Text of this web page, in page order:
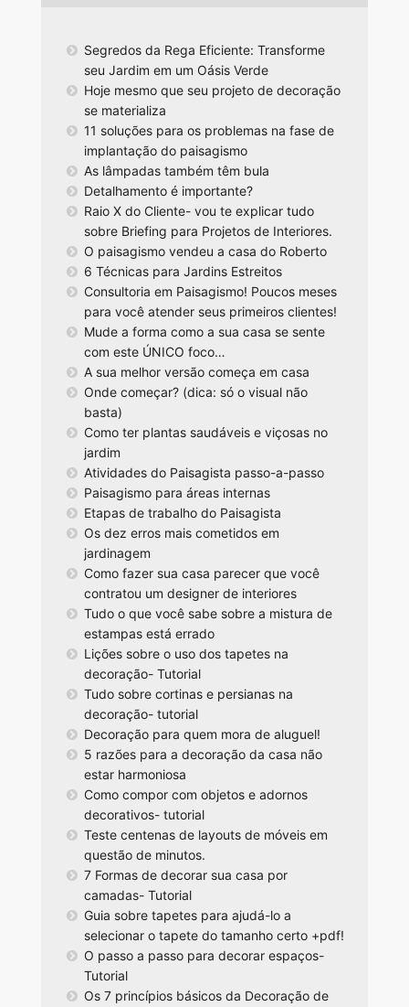
Segredos da Rega Eficiente: Transforme
seu Jardim em um Oásis Verde
Hoje mesmo que seu projeto de decoração
se materializa
11 soluções para os problemas na fase de
implantação do paisagismo
As lâmpadas também têm bula
Detalhamento é importante?
Raio X do Cliente- vou te explicar tudo
sobre Briefing para Projetos de Interiores.
O paisagismo vendeu a casa do Roberto
6 Técnicas para Jardins Estreitos
Consultoria em Paisagismo! Poucos meses
para você atender seus primeiros clientes!
Mude a forma como a sua casa se sente
com este ÚNICO foco…
A sua melhor versão começa em casa
Onde começar? (dica: só o visual não
basta)
Como ter plantas saudáveis e viçosas no
jardim
Atividades do Paisagista passo-a-passo
Paisagismo para áreas internas
Etapas de trabalho do Paisagista
Os dez erros mais cometidos em
jardinagem
Como fazer sua casa parecer que você
contratou um designer de interiores
Tudo o que você sabe sobre a mistura de
estampas está errado
Lições sobre o uso dos tapetes na
decoração- Tutorial
Tudo sobre cortinas e persianas na
decoração- tutorial
Decoração para quem mora de aluguel!
5 razões para a decoração da casa não
estar harmoniosa
Como compor com objetos e adornos
decorativos- tutorial
Teste centenas de layouts de móveis em
questão de minutos.
7 Formas de decorar sua casa por
camadas- Tutorial
Guia sobre tapetes para ajudá-lo a
selecionar o tapete do tamanho certo +pdf!
O passo a passo para decorar espaços-
Tutorial
Os 7 princípios básicos da Decoração de